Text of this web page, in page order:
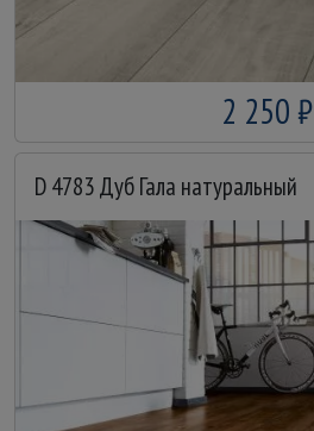
2 250 ₽
D 4783 Дуб Гала натуральный